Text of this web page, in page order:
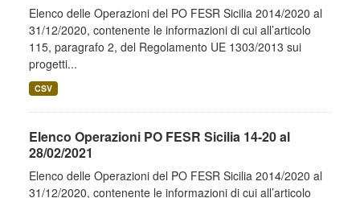
Elenco delle Operazioni del PO FESR Sicilia 2014/2020 al
31/12/2020, contenente le informazioni di cui all’articolo
115, paragrafo 2, del Regolamento UE 1303/2013 sui
progetti...
CSV
Elenco Operazioni PO FESR Sicilia 14-20 al
28/02/2021
Elenco delle Operazioni del PO FESR Sicilia 2014/2020 al
31/12/2020, contenente le informazioni di cui all’articolo